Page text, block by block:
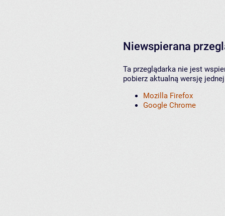
Niewspierana
Ta przeglądarka nie jest
pobierz aktualną wersję
Mozilla Firefox
Google Chrome